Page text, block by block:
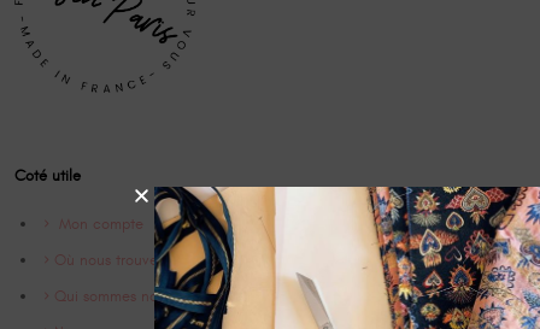
Coté utile
Mon compte
Où nous trouver
Qui sommes nous ?